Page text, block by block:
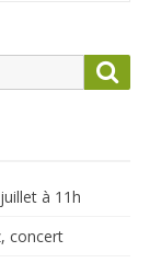
à 11h
concert